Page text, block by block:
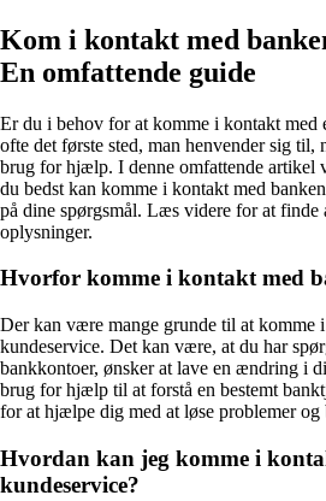
Kom i kontakt med
En omfattende guide
Er du i behov for at komme i kontakt med
ofte det første sted, man henvender sig til,
brug for hjælp. I denne omfattende artikel
du bedst kan komme i kontakt med
på dine spørgsmål. Læs videre for at finde
oplysninger.
Hvorfor komme i kontakt med
Der kan være mange grunde til at komme
kundeservice. Det kan være, at du har
bankkontoer, ønsker at lave en ændring i
brug for hjælp til at forstå en bestemt
for at hjælpe dig med at løse problemer og
Hvordan kan jeg komme i
kundeservice?